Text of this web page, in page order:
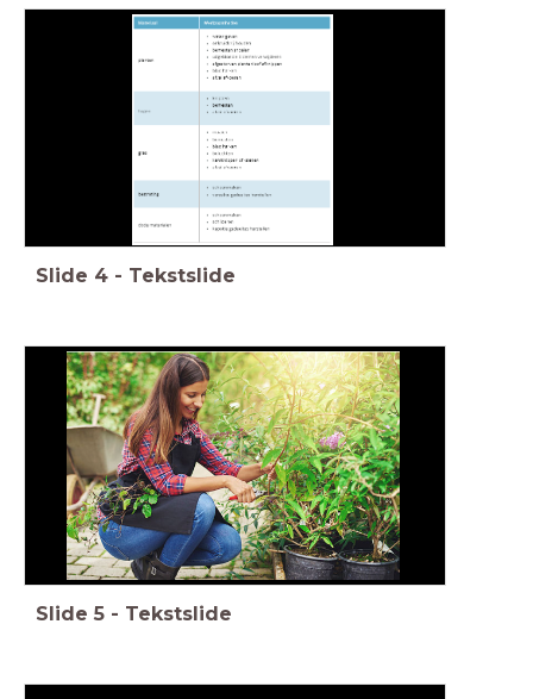
Slide 4 - Tekstslide
Slide 5 - Tekstslide